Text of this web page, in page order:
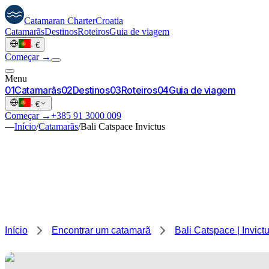
Catamaran CharterCroatia
CatamarãsDestinosRoteirosGuia de viagem
· €
Começar →
Menu
01Catamarãs02Destinos03Roteiros04Guia de viagem
· €
Começar →+385 91 3000 009
—Início/Catamarãs/Bali Catspace Invictus
Início Encontrar um catamarã Bali Catspace |